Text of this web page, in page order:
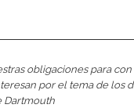
obligaciones para
por el tema de los
Dartmouth